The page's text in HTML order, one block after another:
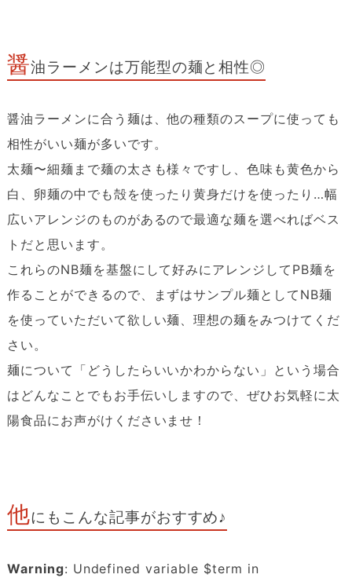
醤油ラーメンは万能型の麺と相性◎
醤油ラーメンに合う麺は、他の種類のスープに使っても
相性がいい麺が多いです。
太麺〜細麺まで麺の太さも様々ですし、色味も黄色から
白、卵麺の中でも殻を使ったり黄身だけを使ったり…幅
広いアレンジのものがあるので最適な麺を選べればベス
トだと思います。
これらのNB麺を基盤にして好みにアレンジしてPB麺を
作ることができるので、まずはサンプル麺としてNB麺
を使っていただいて欲しい麺、理想の麺をみつけてくだ
さい。
麺について「どうしたらいいかわからない」という場合
はどんなことでもお手伝いしますので、ぜひお気軽に太
陽食品にお声がけくださいませ！
他にもこんな記事がおすすめ♪
Warning: Undefined variable $term in